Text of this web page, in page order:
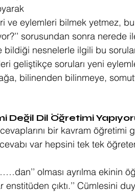
ve eylemleri bilmek yetmez,
sorusundan sonra nerede
bildiği nesnelerle ilgili bu
geliştikçe soruları yeni
bilinenden bilinmeye,
Değil Dil Öğretimi
bir kavram öğretimi
var hepsini tek tek
olması ayrılma ekinin
çıktı.’’ Cümlesini